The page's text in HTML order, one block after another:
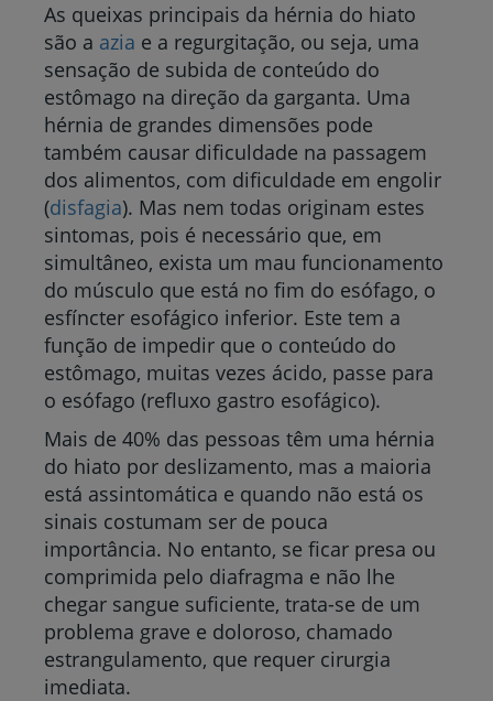
As queixas principais da hérnia do hiato
são a azia e a regurgitação, ou seja, uma
sensação de subida de conteúdo do
estômago na direção da garganta. Uma
hérnia de grandes dimensões pode
também causar dificuldade na passagem
dos alimentos, com dificuldade em engolir
(disfagia). Mas nem todas originam estes
sintomas, pois é necessário que, em
simultâneo, exista um mau funcionamento
do músculo que está no fim do esófago, o
esfíncter esofágico inferior. Este tem a
função de impedir que o conteúdo do
estômago, muitas vezes ácido, passe para
o esófago (refluxo gastro esofágico).
Mais de 40% das pessoas têm uma hérnia
do hiato por deslizamento, mas a maioria
está assintomática e quando não está os
sinais costumam ser de pouca
importância. No entanto, se ficar presa ou
comprimida pelo diafragma e não lhe
chegar sangue suficiente, trata-se de um
problema grave e doloroso, chamado
estrangulamento, que requer cirurgia
imediata.